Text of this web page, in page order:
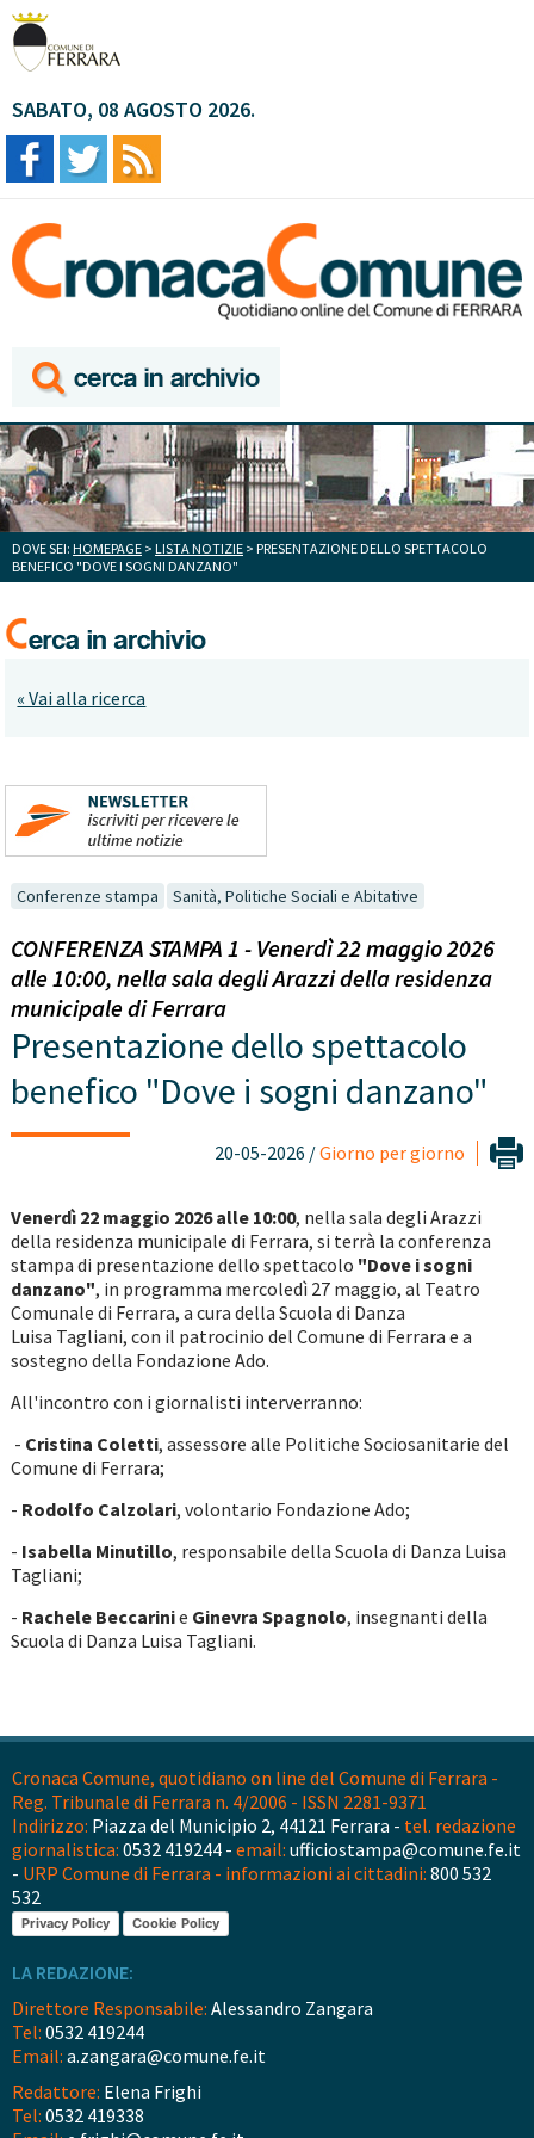
SABATO, 08 AGOSTO 2026.
DOVE SEI: HOMEPAGE > LISTA NOTIZIE > PRESENTAZIONE DELLO SPETTACOLO
BENEFICO "DOVE I SOGNI DANZANO"
« Vai alla ricerca
Conferenze stampa Sanità, Politiche Sociali e Abitative
CONFERENZA STAMPA 1 - Venerdì 22 maggio 2026
alle 10:00, nella sala degli Arazzi della residenza
municipale di Ferrara
Presentazione dello spettacolo
benefico "Dove i sogni danzano"
20-05-2026 /Giorno per giorno
Venerdì 22 maggio 2026 alle 10:00, nella sala degli Arazzi
della residenza municipale di Ferrara, si terrà la conferenza
stampa di presentazione dello spettacolo "Dove i sogni
danzano", in programma mercoledì 27 maggio, al Teatro
Comunale di Ferrara, a cura della Scuola di Danza
Luisa Tagliani, con il patrocinio del Comune di Ferrara e a
sostegno della Fondazione Ado.
All'incontro con i giornalisti interverranno:
- Cristina Coletti, assessore alle Politiche Sociosanitarie del
Comune di Ferrara;
- Rodolfo Calzolari, volontario Fondazione Ado;
- Isabella Minutillo, responsabile della Scuola di Danza Luisa
Tagliani;
- Rachele Beccarinie Ginevra Spagnolo, insegnanti della
Scuola di Danza Luisa Tagliani.
Cronaca Comune, quotidiano on line del Comune di Ferrara -
Reg. Tribunale di Ferrara n. 4/2006 - ISSN 2281-9371
Indirizzo: Piazza del Municipio 2, 44121 Ferrara - tel. redazione
giornalistica: 0532 419244 - email: ufficiostampa@comune.fe.it
- URP Comune di Ferrara - informazioni ai cittadini: 800 532
532
Privacy Policy Cookie Policy
LA REDAZIONE:
Direttore Responsabile: Alessandro Zangara
Tel: 0532 419244
Email: a.zangara@comune.fe.it
Redattore: Elena Frighi
Tel: 0532 419338